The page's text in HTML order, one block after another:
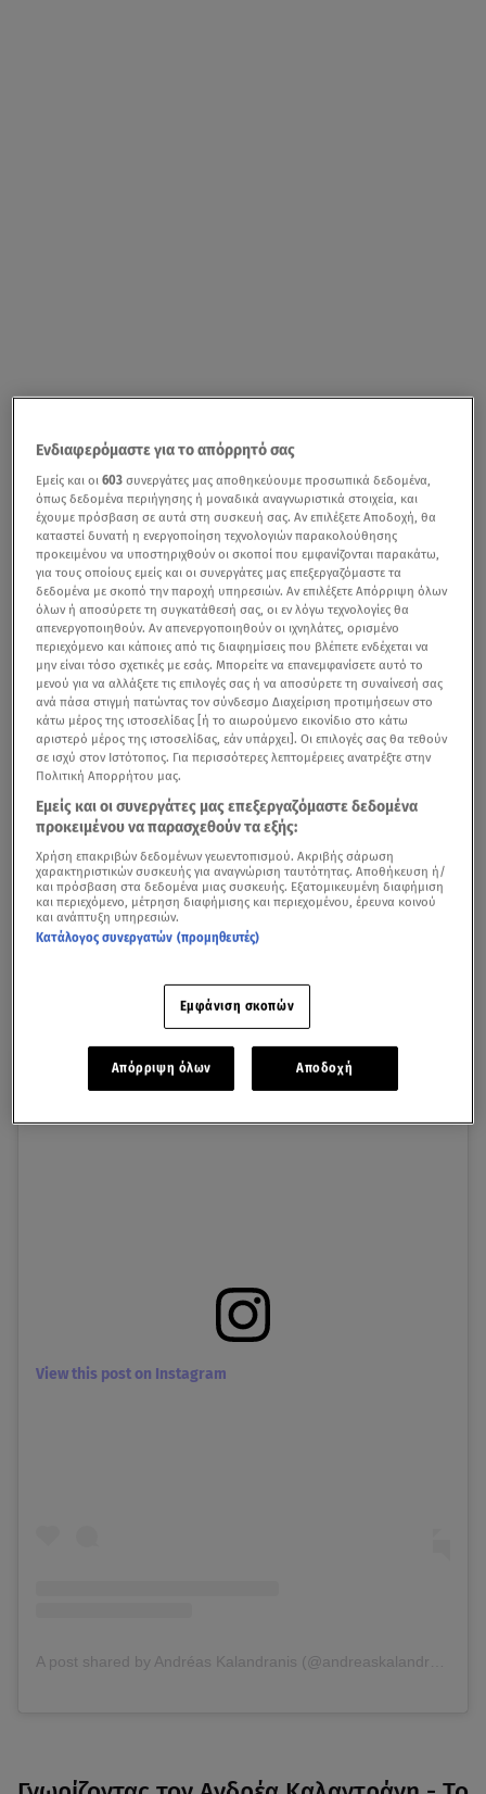
Έρχεται από την Ελβετία, όπου εργάζεται με τον πατέρα
του ως chef στο οικογενειακό ελληνικό εστιατόριό τους,
ενώ τον χαρακτηρίζουν το χιούμορ, ο αυθορμητισμός, η
συνέπεια, η ταπεινότητα και η πολυετή εμπειρία του
στην κουζίνα.
Ο λόγος για τονΑνδρέα Καλαντράνη,ο οποίος έχει
πετυχημένη πορεία στοMasterChef 10
πιάτα του να μιλούν για εκείνον!
Mιχάλης Κεχαγιόγλου: Η συνεργασία με τον Gordon
View this post on Instagram
Ενδιαφερόμαστε για το απόρρητό σας
Εμείς και οι603 συνεργάτες μας αποθηκεύουμε προσωπικά δεδομένα,
όπως δεδομένα περιήγησης ή μοναδικά αναγνωριστικά στοιχεία, και
έχουμε πρόσβαση σε αυτά στη συσκευή σας. Αν επιλέξετε Αποδοχή, θα
καταστεί δυνατή η ενεργοποίηση τεχνολογιών παρακολούθησης
προκειμένου να υποστηριχθούν οι σκοποί που εμφανίζονται παρακάτω,
για τους οποίους εμείς και οι συνεργάτες μας επεξεργαζόμαστε τα
δεδομένα με σκοπό την παροχή υπηρεσιών. Αν επιλέξετε Απόρριψη όλων
όλων ή αποσύρετε τη συγκατάθεσή σας, οι εν λόγω τεχνολογίες θα
απενεργοποιηθούν. Αν απενεργοποιηθούν οι ιχνηλάτες, ορισμένο
περιεχόμενο και κάποιες από τις διαφημίσεις που βλέπετε ενδέχεται να
μην είναι τόσο σχετικές με εσάς. Μπορείτε να επανεμφανίσετε αυτό το
μενού για να αλλάξετε τις επιλογές σας ή να αποσύρετε τη συναίνεσή σας
ανά πάσα στιγμή πατώντας τον σύνδεσμο Διαχείριση προτιμήσεων στο
κάτω μέρος της ιστοσελίδας [ή το αιωρούμενο εικονίδιο στο κάτω
αριστερό μέρος της ιστοσελίδας, εάν υπάρχει]. Οι επιλογές σας θα τεθούν
σε ισχύ στον Ιστότοπος. Για περισσότερες λεπτομέρειες ανατρέξτε στην
Πολιτική Απορρήτου μας.
Εμείς και οι συνεργάτες μας επεξεργαζόμαστε δεδομένα
προκειμένου να παρασχεθούν τα εξής:
Χρήση επακριβών δεδομένων γεωεντοπισμού. Ακριβής σάρωση
χαρακτηριστικών συσκευής για αναγνώριση ταυτότητας. Αποθήκευση ή/
και πρόσβαση στα δεδομένα μιας συσκευής. Εξατομικευμένη διαφήμιση
και περιεχόμενο, μέτρηση διαφήμισης και περιεχομένου, έρευνα κοινού
και ανάπτυξη υπηρεσιών.
Κατάλογος συνεργατών (προμηθευτές)
Εμφάνιση σκοπών
Απόρριψη όλων Αποδοχή